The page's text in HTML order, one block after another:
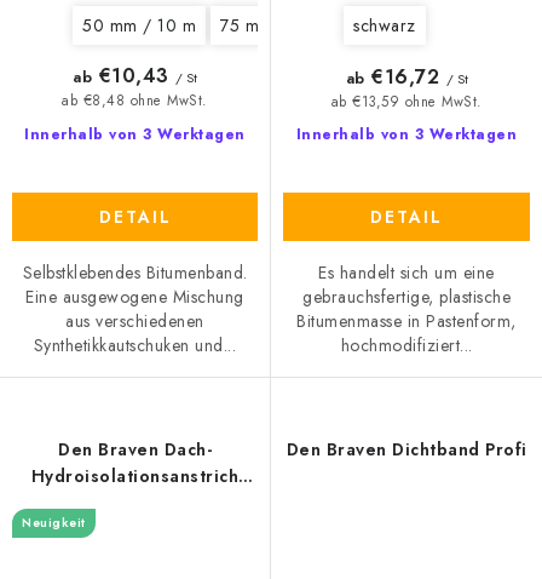
50 mm / 10 m 75 mm / 10 m 100 mm / 10 m
Innerhalb von 3 Werktagen
ab €8,48 ohne MwSt.
ab €10,43 / St
DETAIL
Selbstklebendes Bitumenband.
Eine ausgewogene Mischung
aus verschiedenen
Synthetikkautschuken und...
schwarz
Innerhalb von 3 Werktagen
ab €13,59 ohne MwSt.
ab €16,72 / St
DETAIL
Es handelt sich um eine
gebrauchsfertige, plastische
Bitumenmasse in Pastenform,
hochmodifiziert...
Den Braven Dach-
Hydroisolationsanstrich
DenBit S-T4
Neuigkeit
Den Braven Dichtband Profi